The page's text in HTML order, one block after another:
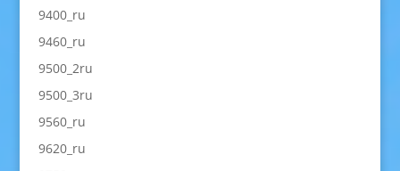
9400_ru
9460_ru
9500_2ru
9500_3ru
9560_ru
9620_ru